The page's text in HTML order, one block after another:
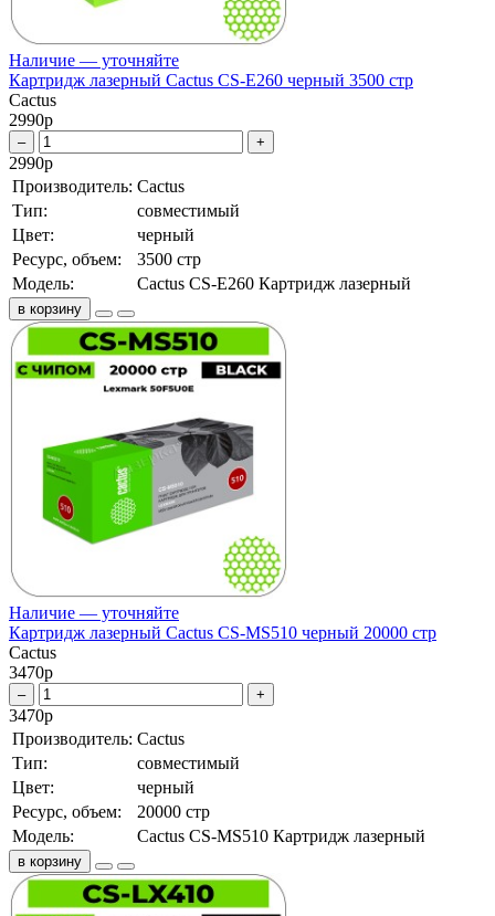
Наличие — уточняйте
Картридж лазерный Cactus CS-E260 черный 3500 стр
Cactus
2990р
– +
2990р
Производитель: Cactus
Тип:
совместимый
Цвет:
черный
Ресурс, объем:
3500 стр
Модель:
Cactus CS-E260 Картридж лазерный
в корзину
Наличие — уточняйте
Картридж лазерный Cactus CS-MS510 черный 20000 стр
Cactus
3470р
– +
3470р
Производитель: Cactus
Тип:
совместимый
Цвет:
черный
Ресурс, объем:
20000 стр
Модель:
Cactus CS-MS510 Картридж лазерный
в корзину